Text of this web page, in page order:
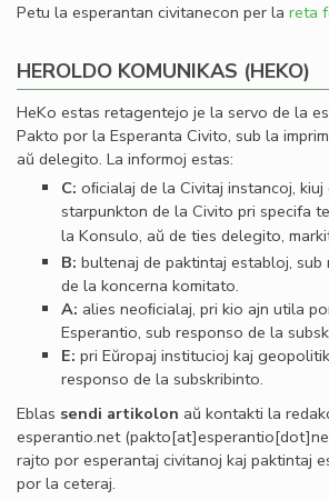
Petu la esperantan civitanecon per la reta
HEROLDO KOMUNIKAS (HEKO)
HeKo estas retagentejo je la servo de la
Pakto por la Esperanta Civito, sub la
aŭ delegito. La informoj estas:
C: oﬁcialaj de la Civitaj instancoj,
starpunkton de la Civito pri specifa
la Konsulo, aŭ de ties delegito,
B: bultenaj de paktintaj establoj, sub
de la koncerna komitato.
A: alies neoﬁcialaj, pri kio ajn utila
Esperantio, sub responso de la
E: pri Eŭropaj institucioj kaj
responso de la subskribinto.
Eblas sendi artikolon aŭ kontakti la
esperantio.net
rajto por esperantaj civitanoj kaj paktintaj
por la ceteraj.